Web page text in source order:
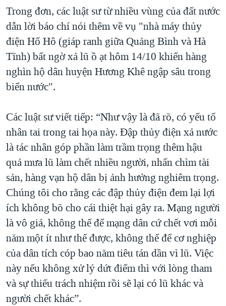
Trong đơn, các luật sư từ nhiều vùng của đất nước
dẫn lời báo chí nói thêm về vụ "nhà máy thủy
điện Hố Hô (giáp ranh giữa Quảng Bình và Hà
Tĩnh) bất ngờ xả lũ ồ ạt hôm 14/10 khiến hàng
nghìn hộ dân huyện Hương Khê ngập sâu trong
biển nước".
Các luật sư viết tiếp: “Như vậy là đã rõ, có yếu tố
nhân tai trong tai họa này. Đập thủy điện xả nước
là tác nhân góp phần làm trầm trọng thêm hậu
quả mưa lũ làm chết nhiều người, nhấn chìm tài
sản, hàng vạn hộ dân bị ảnh hưởng nghiêm trọng.
Chúng tôi cho rằng các đập thủy điện đem lại lợi
ích không bõ cho cái thiệt hại gây ra. Mạng người
là vô giá, không thể để mạng dân cứ chết vơi mỗi
năm một ít như thế được, không thể để cơ nghiệp
của dân tích cóp bao năm tiêu tán dần vì lũ. Việc
này nếu không xử lý dứt điểm thì với lòng tham
và sự thiếu trách nhiệm rồi sẽ lại có lũ khác và
người chết khác”.